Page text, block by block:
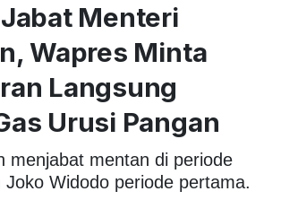
Menteri
Wapres Minta
Langsung
Urusi Pangan
menjabat mentan di periode
Joko Widodo periode pertama.